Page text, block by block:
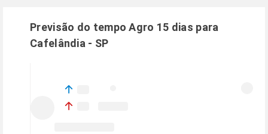
Previsão do tempo Agro 15 dias para
Cafelândia - SP